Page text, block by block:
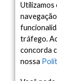
Utilizamos
tráfego.
concorda
nossa